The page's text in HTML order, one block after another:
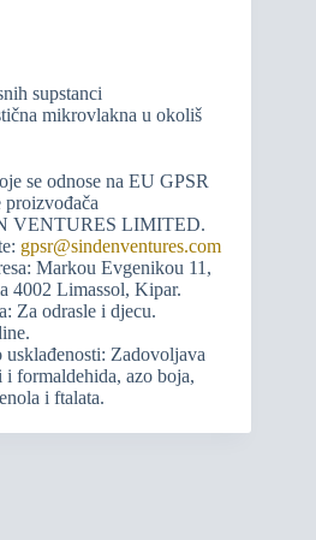
supstanci
mikrovlakna u okoliš
se odnose na EU GPSR
VENTURES LIMITED.
gpsr@sindenventures.com
Markou Evgenikou 11,
4002 Limassol, Kipar.
Za odrasle i djecu.
Zadovoljava
i formaldehida, azo boja,
i ftalata.